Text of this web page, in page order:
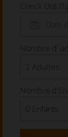
Check Out
Nombre d'
Nombre